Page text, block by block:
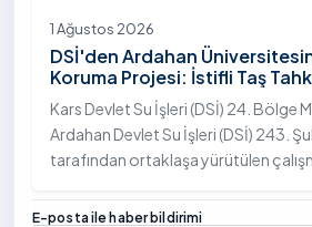
1 Ağustos 2026
DSİ'den Ardahan
Koruma Projesi: İstifli Taş
Çalışmaları Tamamlandı
Kars Devlet Su İşleri (DSİ) 24. Bölge
Ardahan Devlet Su İşleri (DSİ) 243.
tarafından ortaklaşa yürütülen
"İstifli Taş Tahkimatı" projesi titizlikle
E-posta ile haber bildirimi